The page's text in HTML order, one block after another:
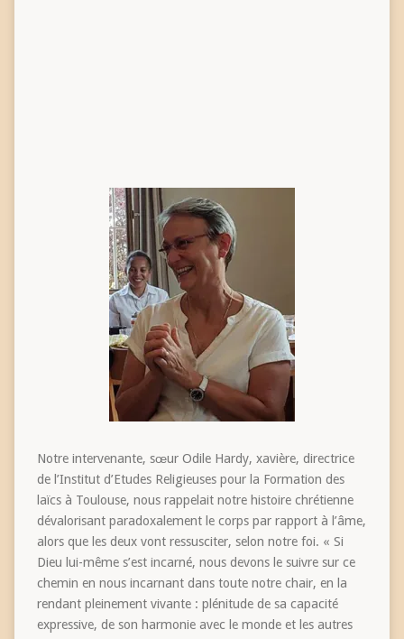
Notre intervenante, sœur Odile Hardy, xavière, directrice
de l’Institut d’Etudes Religieuses pour la Formation des
laïcs à Toulouse, nous rappelait notre histoire chrétienne
dévalorisant paradoxalement le corps par rapport à l’âme,
alors que les deux vont ressusciter, selon notre foi. « Si
Dieu lui-même s’est incarné, nous devons le suivre sur ce
chemin en nous incarnant dans toute notre chair, en la
rendant pleinement vivante : plénitude de sa capacité
expressive, de son harmonie avec le monde et les autres